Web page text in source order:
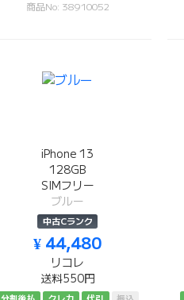
商品No: 38910052
iPhone 13
128GB
SIMフリー
ブルー
中古Cランク
¥ 44,480
リコレ
送料550円